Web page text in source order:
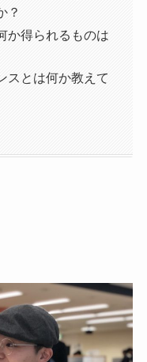
？
か得られるものは
スとは何か教えて